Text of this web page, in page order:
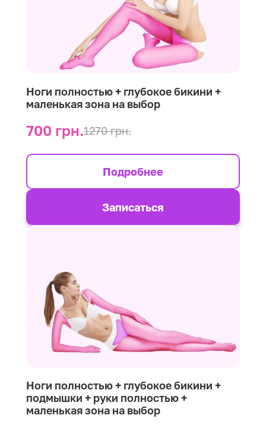
Ноги полностью + глубокое бикини +
маленькая зона на выбор
700 грн.1270 грн.
Подробнее
Записаться
Ноги полностью + глубокое бикини +
подмышки + руки полностью +
маленькая зона на выбор